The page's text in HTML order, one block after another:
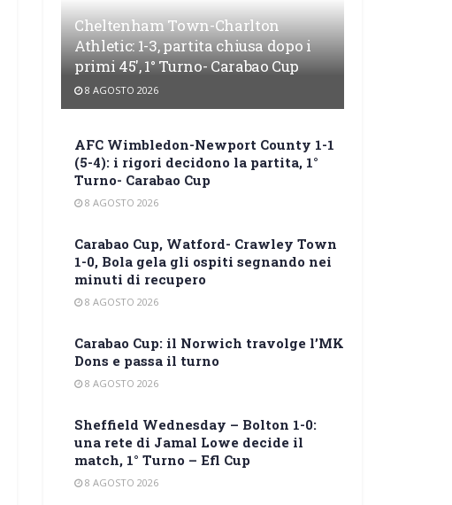
Cheltenham Town-Charlton
Athletic: 1-3, partita chiusa dopo i
primi 45′, 1° Turno- Carabao Cup
8 AGOSTO 2026
AFC Wimbledon-Newport County 1-1
(5-4): i rigori decidono la partita, 1°
Turno- Carabao Cup
8 AGOSTO 2026
Carabao Cup, Watford- Crawley Town
1-0, Bola gela gli ospiti segnando nei
minuti di recupero
8 AGOSTO 2026
Carabao Cup: il Norwich travolge l’MK
Dons e passa il turno
8 AGOSTO 2026
Sheffield Wednesday – Bolton 1-0:
una rete di Jamal Lowe decide il
match, 1° Turno – Efl Cup
8 AGOSTO 2026